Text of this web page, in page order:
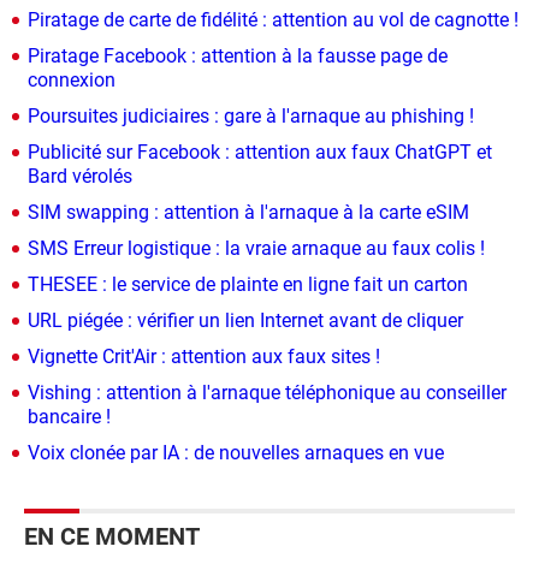
Piratage de carte de fidélité : attention au vol de cagnotte !
Piratage Facebook : attention à la fausse page de
connexion
Poursuites judiciaires : gare à l'arnaque au phishing !
Publicité sur Facebook : attention aux faux ChatGPT et
Bard vérolés
SIM swapping : attention à l'arnaque à la carte eSIM
SMS Erreur logistique : la vraie arnaque au faux colis !
THESEE : le service de plainte en ligne fait un carton
URL piégée : vérifier un lien Internet avant de cliquer
Vignette Crit'Air : attention aux faux sites !
Vishing : attention à l'arnaque téléphonique au conseiller
bancaire !
Voix clonée par IA : de nouvelles arnaques en vue
EN CE MOMENT